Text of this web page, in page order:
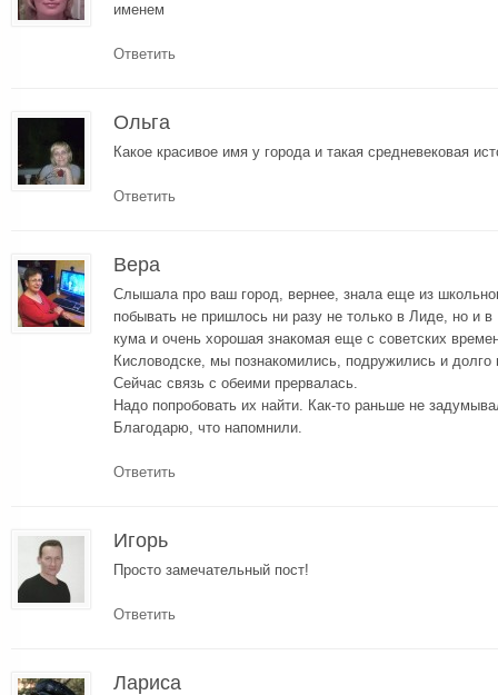
именем
Ответить
Ольга
Какое красивое имя у города и такая средневековая
Ответить
Вера
Слышала про ваш город, вернее, знала еще из
побывать не пришлось ни разу не только в Лиде, но и
кума и очень хорошая знакомая еще с советских
Кисловодске, мы познакомились, подружились и долго
Сейчас связь с обеими прервалась.
Надо попробовать их найти. Как-то раньше не
Благодарю, что напомнили.
Ответить
Игорь
Просто замечательный пост!
Ответить
Лариса